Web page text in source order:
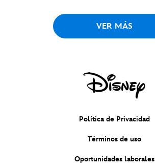
VER MÁS
Política de Privacidad
Términos de uso
Oportunidades laborales